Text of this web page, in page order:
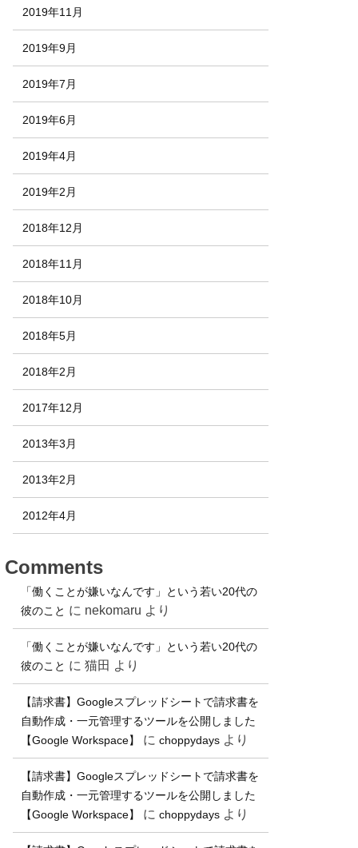
2019年11月
2019年9月
2019年7月
2019年6月
2019年4月
2019年2月
2018年12月
2018年11月
2018年10月
2018年5月
2018年2月
2017年12月
2013年3月
2013年2月
2012年4月
Comments
「働くことが嫌いなんです」という若い20代の
彼のこと に nekomaru より
「働くことが嫌いなんです」という若い20代の
彼のこと に 猫田 より
【請求書】Googleスプレッドシートで請求書を
自動作成・一元管理するツールを公開しました
【Google Workspace】
に choppydays より
【請求書】Googleスプレッドシートで請求書を
自動作成・一元管理するツールを公開しました
【Google Workspace】
に choppydays より